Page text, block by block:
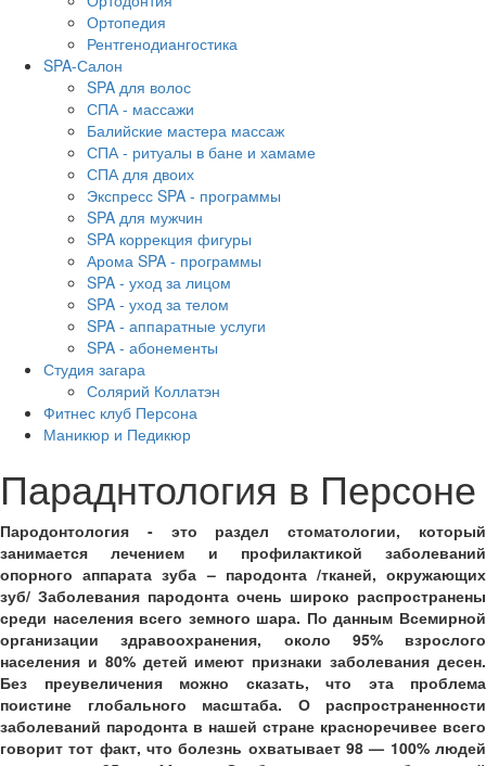
Ортопедия
Рентгенодиангостика
SPA-Салон
SPA для волос
СПА - массажи
Балийские мастера массаж
СПА - ритуалы в бане и хамаме
СПА для двоих
Экспресс SPA - программы
SPA для мужчин
SPA коррекция фигуры
Арома SPA - программы
SPA - уход за лицом
SPA - уход за телом
SPA - аппаратные услуги
SPA - абонементы
Студия загара
Солярий Коллатэн
Фитнес клуб Персона
Маникюр и Педикюр
Параднтология в Персоне
Пародонтология - это раздел стоматологии, который
занимается лечением и профилактикой заболеваний
опорного аппарата зуба – пародонта /тканей, окружающих
зуб/ Заболевания пародонта очень широко распространены
среди населения всего земного шара. По данным Всемирной
организации здравоохранения, около 95% взрослого
населения и 80% детей имеют признаки заболевания десен.
Без преувеличения можно сказать, что эта проблема
поистине глобального масштаба. О распространенности
заболеваний пародонта в нашей стране красноречивее всего
говорит тот факт, что болезнь охватывает 98 — 100% людей